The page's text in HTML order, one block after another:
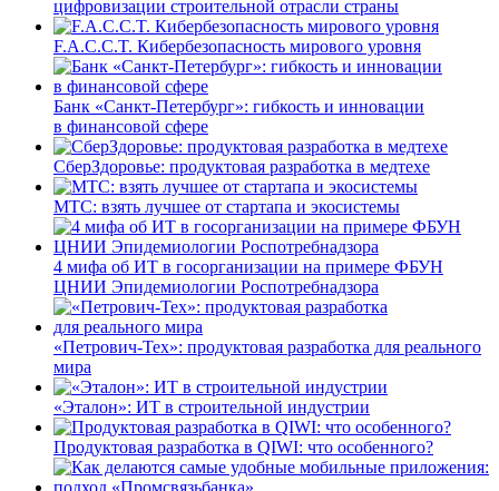
цифровизации строительной отрасли страны
F.A.C.C.T. Кибербезопасность мирового уровня
Банк «Санкт-Петербург»: гибкость и инновации
в финансовой сфере
СберЗдоровье: продуктовая разработка в медтехе
МТС: взять лучшее от стартапа и экосистемы
4 мифа об ИТ в госорганизации на примере ФБУН
ЦНИИ Эпидемиологии Роспотребнадзора
«Петрович-Тех»: продуктовая разработка для реального
мира
«Эталон»: ИТ в строительной индустрии
Продуктовая разработка в QIWI: что особенного?